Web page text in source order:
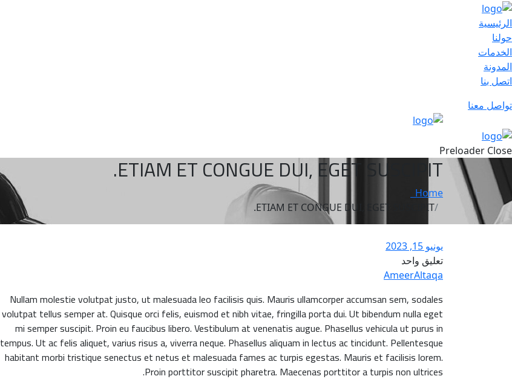
الرئيسية
حولنا
الخدمات
المدونة
اتصل بنا
تواصل معنا
Preloader Close
ETIAM ET CONGUE DUI, EGET SUSCIPIT.
Home
ETIAM ET CONGUE DUI, EGET SUSCIPIT.
يونيو 15, 2023
تعليق واحد
AmeerAltaqa
Nullam molestie volutpat justo, ut malesuada leo facilisis quis. Mauris ullamcorper accumsan sem, sodales
volutpat tellus semper at. Quisque orci felis, euismod et nibh vitae, fringilla porta dui. Ut bibendum nulla eget
mi semper suscipit. Proin eu faucibus libero. Vestibulum at venenatis augue. Phasellus vehicula ut purus in
tempus. Ut ac felis aliquet, varius risus a, viverra neque. Phasellus aliquam in lectus ac tincidunt. Pellentesque
habitant morbi tristique senectus et netus et malesuada fames ac turpis egestas. Mauris et facilisis lorem.
Proin porttitor suscipit pharetra. Maecenas porttitor a turpis non ultrices.